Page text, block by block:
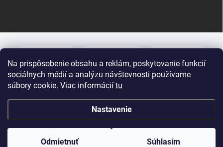
Na prispôsobenie obsahu a reklám, poskytovanie funkcií
sociálnych médií a analýzu návštevnosti používame
súbory cookie. Viac informácií tu
Nastavenie
Odmietnuť Súhlasím
Copyright 2026Cukrárske dekorácie. Všetky práva vyhradené.Upraviť